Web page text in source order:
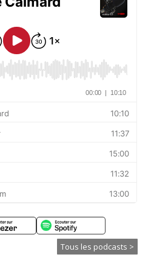
Tous les podcasts >